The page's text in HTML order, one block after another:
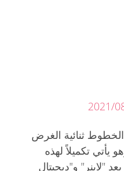
ثنائية الغرض
يأتي تكميلاً لهذه
"لاينر" و"ديجيتال